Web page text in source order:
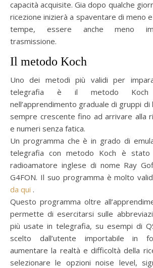
capacità acquisite. Gia dopo qualche
ricezione inizierà a spaventare di meno
tempe, essere anche meno
trasmissione.
Il metodo Koch
Uno dei metodi più validi per
telegrafia è il metodo Koch
nell’apprendimento graduale di gruppi
sempre crescente fino ad arrivare alla
e numeri senza fatica.
Un programma che è in grado di
telegrafia con metodo Koch è stato
radioamatore inglese di nome Ray
G4FON. Il suo programma è molto
da qui .
Questo programma oltre
permette di esercitarsi sulle
più usate in telegrafia, su esempi di
scelto dall’utente importabile in
aumentare la realtà e difficoltà della
selezionare le opzioni noise level,